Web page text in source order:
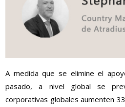
A medida que se elimine el
pasado, a nivel global se
corporativas globales aumenten